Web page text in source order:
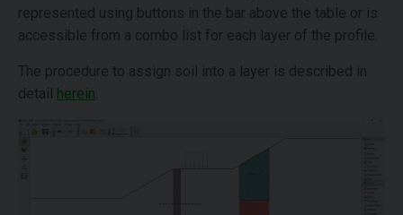
represented using buttons in the bar above the table or is
accessible from a combo list for each layer of the profile.
The procedure to assign soil into a layer is described in
detail herein